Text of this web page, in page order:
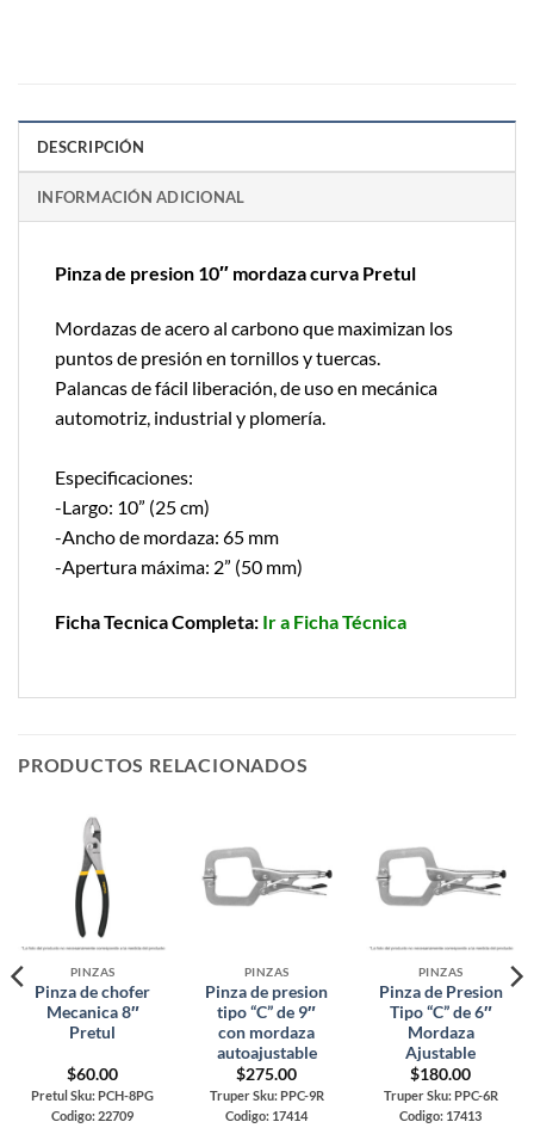
DESCRIPCIÓN
INFORMACIÓN ADICIONAL
Pinza de presion 10″ mordaza curva Pretul
Mordazas de acero al carbono que maximizan los
puntos de presión en tornillos y tuercas.
Palancas de fácil liberación, de uso en mecánica
automotriz, industrial y plomería.
Especificaciones:
-Largo: 10” (25 cm)
-Ancho de mordaza: 65 mm
-Apertura máxima: 2” (50 mm)
Ficha Tecnica Completa: Ir a Ficha Técnica
PRODUCTOS RELACIONADOS
PINZAS
Pinza de chofer
Mecanica 8″
Pretul
$60.00
Pretul Sku: PCH-8PG
Codigo: 22709
PINZAS
Pinza de presion
tipo “C” de 9″
con mordaza
autoajustable
$275.00
Truper Sku: PPC-9R
Codigo: 17414
PINZAS
Pinza de Presion
Tipo “C” de 6″
Mordaza
Ajustable
$180.00
Truper Sku: PPC-6R
Codigo: 17413